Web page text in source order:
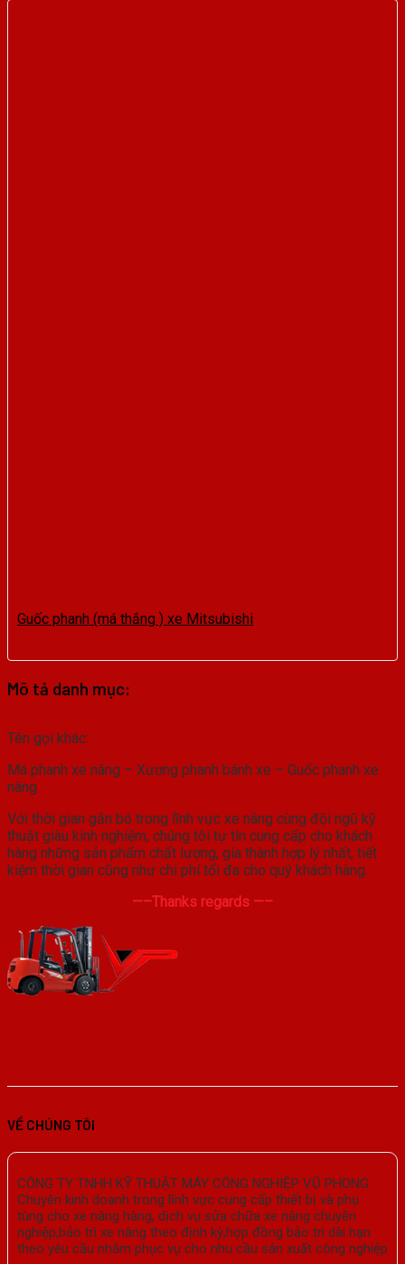
Guốc phanh (má thắng ) xe Mitsubishi
Mô tả danh mục:
Tên gọi khác:
Má phanh xe nâng – Xương phanh bánh xe – Guốc phanh xe
nâng
Với thời gian gắn bó trong lĩnh vực xe nâng cùng đội ngũ kỹ
thuật giàu kinh nghiệm, chúng tôi tự tin cung cấp cho khách
hàng những sản phẩm chất lượng, gía thành hợp lý nhất, tiết
kiệm thời gian cũng như chi phí tối đa cho quý khách hàng.
—–Thanks regards —–
VỀ CHÚNG TÔI
CÔNG TY TNHH KỸ THUẬT MÁY CÔNG NGHIỆP VŨ PHONG
Chuyên kinh doanh trong lĩnh vực cung cấp thiết bị và phụ
tùng cho xe nâng hàng, dịch vụ sửa chữa xe nâng chuyên
nghiệp,bảo trì xe nâng theo định kỳ,hợp đồng bảo trì dài hạn
theo yêu cầu nhằm phục vụ cho nhu cầu sản xuất công nghiệp